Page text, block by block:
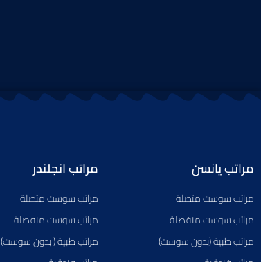
مراتب يانسن
مراتب سوست متصلة
مراتب سوست منفصلة
مراتب طبية (بدون سوست)
مراتب انجلندر
مراتب سوست متصلة
مراتب سوست منفصلة
مراتب طبية ( بدون سوست)